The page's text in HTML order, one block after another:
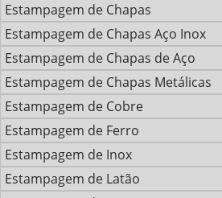
Estampagem de Chapas
Estampagem de Chapas Aço Inox
Estampagem de Chapas de Aço
Estampagem de Chapas Metálicas
Estampagem de Cobre
Estampagem de Ferro
Estampagem de Inox
Estampagem de Latão